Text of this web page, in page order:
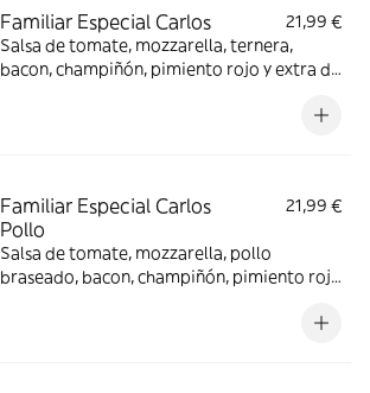
Familiar Especial Carlos
21,99 €
Salsa de tomate, mozzarella, ternera,
bacon, champiñón, pimiento rojo y extra de
Familiar Especial Carlos
Pollo
21,99 €
Salsa de tomate, mozzarella, pollo
braseado, bacon, champiñón, pimiento rojo